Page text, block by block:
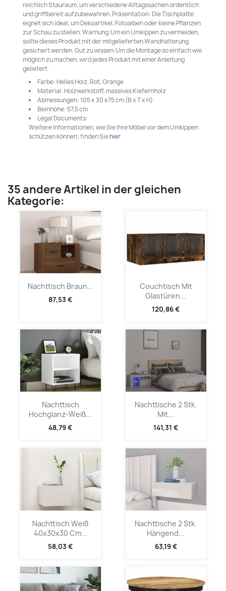
reichlich Stauraum, um verschiedene Alltagssachen ordentlich
und griffbereit aufzubewahren. Präsentation: Die Tischplatte
eignet sich ideal, um Dekoartikel, Fotoalben oder kleine Pflanzen
zur Schau zu stellen. Warnung:Um ein Umkippen zu vermeiden,
sollte dieses Produkt mit der mitgelieferten Wandhalterung
gesichert werden. Gut zu wissen:Um die Montage so einfach wie
möglich zu machen, wird jedes Produkt mit einer Anleitung
geliefert.
Farbe: Helles Holz, Rot, Orange
Material: Holzwerkstoff, massives Kiefernholz
Abmessungen: 105 x 30 x75 cm (B x T x H)
Beinhöhe: 57,5 cm
Legal Documents:
Weitere Informationen, wie Sie Ihre Möbel vor dem Umkippen
schützen können; finden Siehier
35 andere Artikel in der gleichen
Kategorie:
Nachttisch Braun...
87,53 €
Couchtisch Mit
Glastüren...
120,86 €
Nachttisch
Hochglanz-Weiß...
48,79 €
Nachttische 2 Stk.
Mit...
141,31 €
Nachttisch Weiß
40x30x30 Cm...
58,03 €
Nachttische 2 Stk.
Hängend...
63,19 €